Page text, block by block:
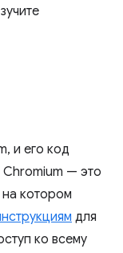
и его код
Chromium — это
котором
для
ко всему